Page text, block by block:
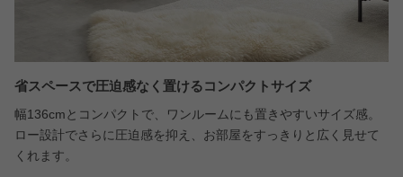
省スペースで圧迫感なく置けるコンパクトサイズ
幅136cmとコンパクトで、ワンルームにも置きやすいサイズ感。
ロー設計でさらに圧迫感を抑え、お部屋をすっきりと広く見せて
くれます。